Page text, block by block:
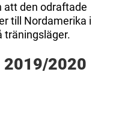
att den odraftade
till Nordamerika i
träningsläger.
2019/2020